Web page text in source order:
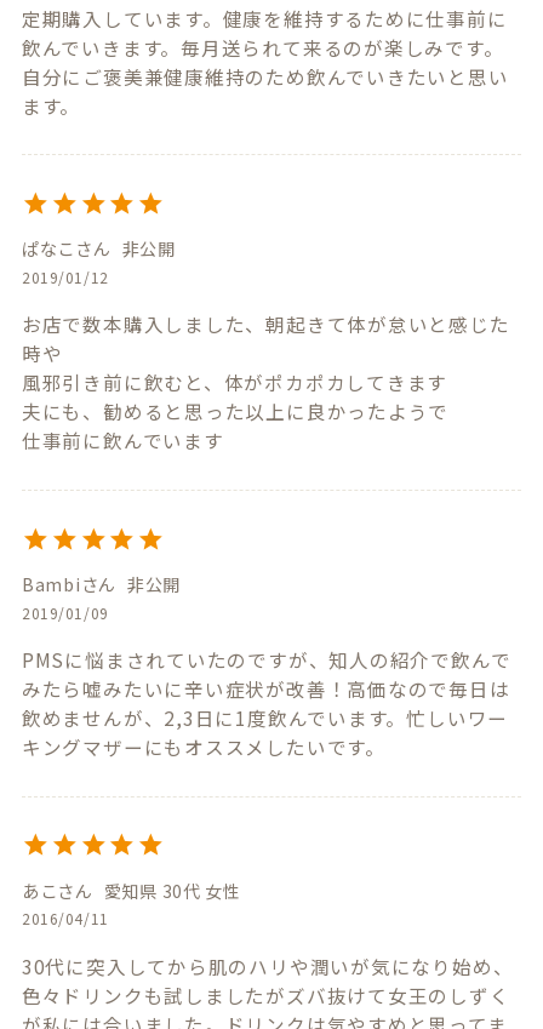
定期購入しています。健康を維持するために仕事前に
飲んでいきます。毎月送られて来るのが楽しみです。
自分にご褒美兼健康維持のため飲んでいきたいと思い
ます。
ぱなこ 非公開
2019/01/12
お店で数本購入しました、朝起きて体が怠いと感じた
時や
風邪引き前に飲むと、体がポカポカしてきます
夫にも、勧めると思った以上に良かったようで
仕事前に飲んでいます
Bambi 非公開
2019/01/09
PMSに悩まされていたのですが、知人の紹介で飲んで
みたら嘘みたいに辛い症状が改善！高価なので毎日は
飲めませんが、2,3日に1度飲んでいます。忙しいワー
キングマザーにもオススメしたいです。
あこ 愛知県 30代 女性
2016/04/11
30代に突入してから肌のハリや潤いが気になり始め、
色々ドリンクも試しましたがズバ抜けて女王のしずく